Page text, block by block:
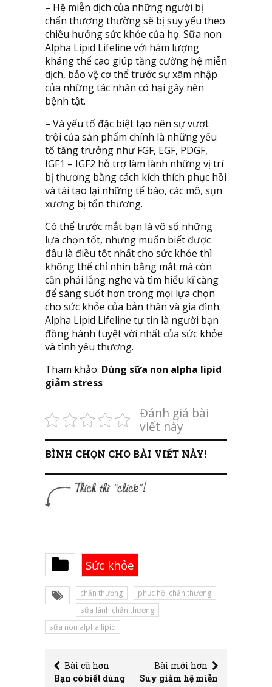
– Hệ miễn dịch của những người bị
chấn thương thường sẽ bị suy yếu theo
chiều hướng sức khỏe của họ. Sữa non
Alpha Lipid Lifeline với hàm lượng
kháng thể cao giúp tăng cường hệ miễn
dịch, bảo vệ cơ thể trước sự xâm nhập
của những tác nhân có hại gây nên
bệnh tật.
– Và yếu tố đặc biệt tạo nên sự vượt
trội của sản phẩm chính là những yếu
tố tăng trưởng như FGF, EGF, PDGF,
IGF1 – IGF2 hỗ trợ làm lành những vị trí
bị thương bằng cách kích thích phục hồi
và tái tạo lại những tế bào, các mô, sụn
xương bị tổn thương.
Có thể trước mắt bạn là vô số những
lựa chọn tốt, nhưng muốn biết được
đâu là điều tốt nhất cho sức khỏe thì
không thể chỉ nhìn bằng mắt mà còn
cần phải lắng nghe và tìm hiểu kĩ càng
để sáng suốt hơn trong mọi lựa chọn
cho sức khỏe của bản thân và gia đình.
Alpha Lipid Lifeline tự tin là người bạn
đồng hành tuyệt vời nhất của sức khỏe
và tình yêu thương.
Tham khảo: Dùng sữa non alpha lipid
giảm stress
Đánh giá bài
viết này
BÌNH CHỌN CHO BÀI VIẾT NÀY!
Sức khỏe
chấn thương
phục hồi chấn thương
sữa lành chấn thương
sữa non alpha lipid
Bài cũ hơn
Bạn có biết dùng
Bài mới hơn
Suy giảm hệ miễn